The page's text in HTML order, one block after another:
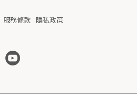
服務條款 隱私政策